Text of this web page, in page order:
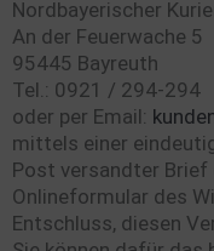
Nordbayerischer
An der Feuerwache 5
95445 Bayreuth
Tel.: 0921 / 294-294
oder per Email:
mittels einer
Post versandter Brief
Onlineformular des
Entschluss, diesen